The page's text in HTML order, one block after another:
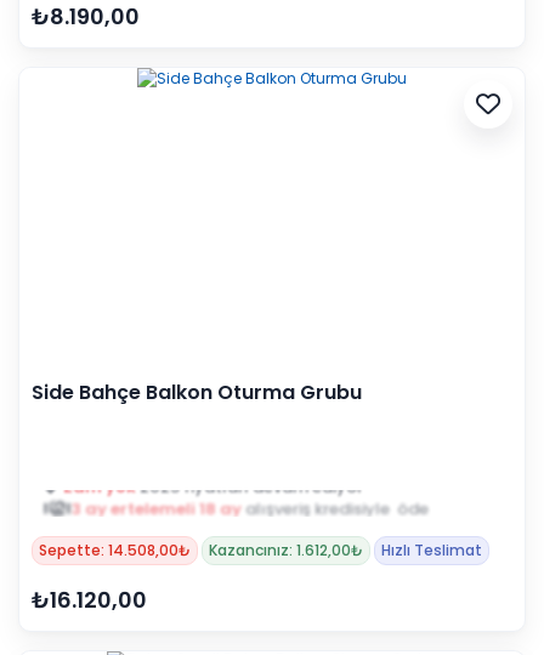
₺8.190,00
Side Bahçe Balkon Oturma Grubu
3 ay ertelemeli 18 ayalışveriş kredisiyle öde
Sepette: 14.508,00₺ Kazancınız: 1.612,00₺ Hızlı Teslimat
₺16.120,00